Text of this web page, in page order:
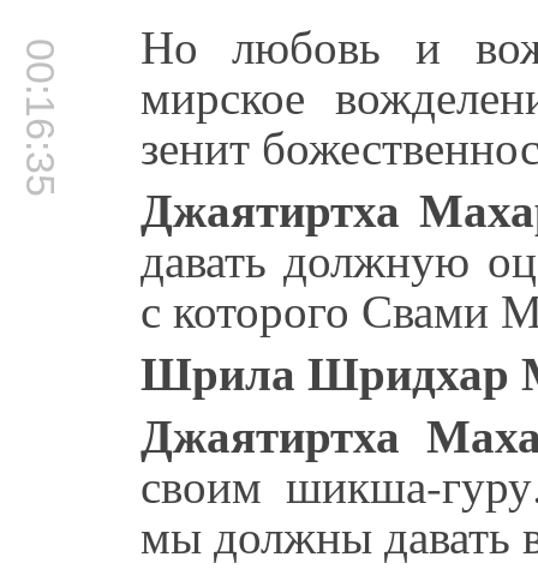
00:16:35 Но любовь и
мирское
зенит
Джаятиртха
давать должную
с которого Свами
Шрила Шридхар
Джаятиртха
своим шикша-
мы должны давать